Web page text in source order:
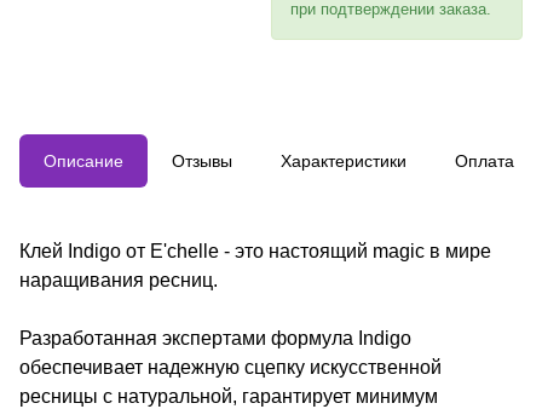
при подтверждении заказа.
Описание Отзывы Характеристики Оплата
Клей Indigo от E'chelle - это настоящий magic в мире
наращивания ресниц.
Разработанная экспертами формула Indigo
обеспечивает надежную сцепку искусственной
ресницы с натуральной, гарантирует минимум